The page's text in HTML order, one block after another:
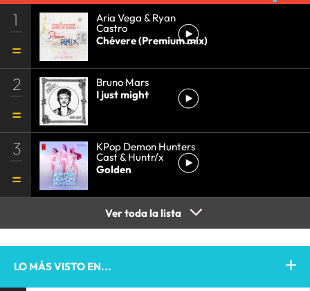
1 Aria Vega & Ryan
Castro
Chévere (Premium mix)
2
Bruno Mars
I just might
3 KPop Demon Hunters
Cast & Huntr/x
Golden
Ver toda la lista
LO MÁS VISTO EN...